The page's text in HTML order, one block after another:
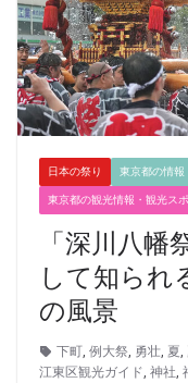
日本の祭り 東京都の情報
東京都の観光情報・観光ス
「深川八
して知られ
の風景
下町 例大祭 勇壮 夏
江東区観光ガイド 神社